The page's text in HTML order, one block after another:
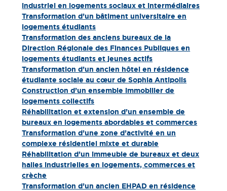
industriel en logements sociaux et intermédiaires
Transformation d’un bâtiment universitaire en
logements étudiants
Transformation des anciens bureaux de la
Direction Régionale des Finances Publiques en
logements étudiants et jeunes actifs
Transformation d’un ancien hôtel en résidence
étudiante sociale au cœur de Sophia Antipolis
Construction d’un ensemble immobilier de
logements collectifs
Réhabilitation et extension d’un ensemble de
bureaux en logements abordables et commerces​
Transformation d’une zone d’activité en un
complexe résidentiel mixte et durable
Réhabilitation d’un immeuble de bureaux et deux
halles industrielles en logements, commerces et
crèche
Transformation d’un ancien EHPAD en résidence